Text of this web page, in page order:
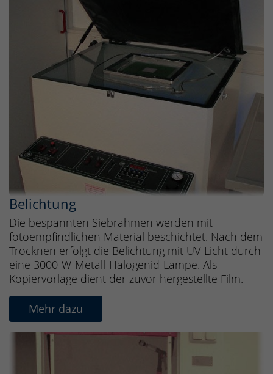
Belichtung
Die bespannten Siebrahmen werden mit
fotoempfindlichen Material beschichtet. Nach dem
Trocknen erfolgt die Belichtung mit UV-Licht durch
eine 3000-W-Metall-Halogenid-Lampe. Als
Kopiervorlage dient der zuvor hergestellte Film.
Mehr dazu